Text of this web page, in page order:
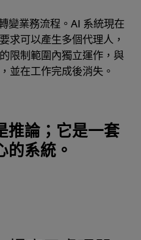
變業務流程。AI 系統現在
求可以產生多個代理人，
限制範圍內獨立運作，與
並在工作完成後消失。
推論；它是一套
的系統。